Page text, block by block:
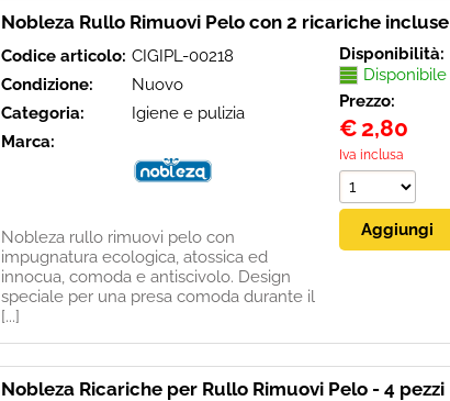
Nobleza Rullo Rimuovi Pelo con 2 ricariche incluse
Codice articolo: CIGIPL-00218
Condizione:
Nuovo
Categoria:
Igiene e pulizia
Marca:
Nobleza rullo rimuovi pelo con
impugnatura ecologica, atossica ed
innocua, comoda e antiscivolo. Design
speciale per una presa comoda durante il
[...]
Disponibilità:
Disponibile
Prezzo:
€2,80
Iva inclusa
Nobleza Ricariche per Rullo Rimuovi Pelo - 4 pezzi